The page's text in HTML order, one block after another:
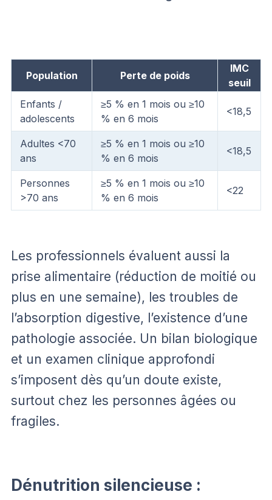
Population Perte de poids
IMC
seuil
Enfants /
adolescents
≥5 % en 1 mois ou ≥10
% en 6 mois
<18,5
Adultes <70
ans
≥5 % en 1 mois ou ≥10
% en 6 mois
<18,5
Personnes
>70 ans
≥5 % en 1 mois ou ≥10
% en 6 mois
<22
Les professionnels évaluent aussi la
prise alimentaire (réduction de moitié ou
plus en une semaine), les troubles de
l’absorption digestive, l’existence d’une
pathologie associée. Un bilan biologique
et un examen clinique approfondi
s’imposent dès qu’un doute existe,
surtout chez les personnes âgées ou
fragiles.
Dénutrition silencieuse :